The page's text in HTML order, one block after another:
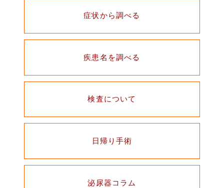
症状から調べる
疾患名を調べる
検査について
日帰り手術
泌尿器コラム